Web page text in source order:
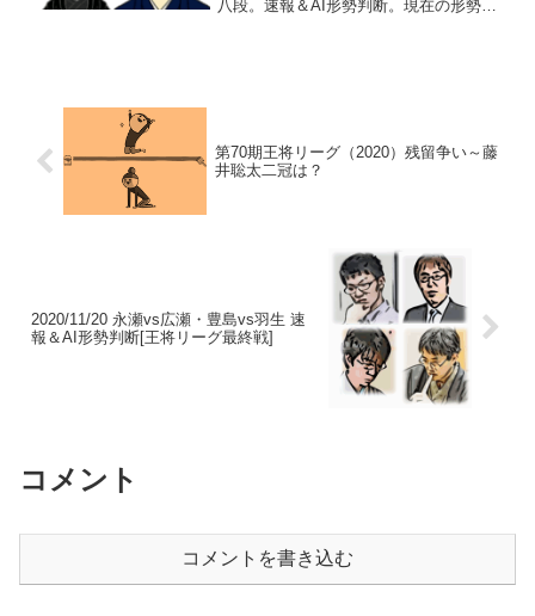
八段。速報＆AI形勢判断。現在の形勢
第70期王将リーグ（2020）残留争い～藤
井聡太二冠は？
2020/11/20 永瀬vs広瀬・豊島vs羽生 速
報＆AI形勢判断[王将リーグ最終戦]
コメント
コメントを書き込む